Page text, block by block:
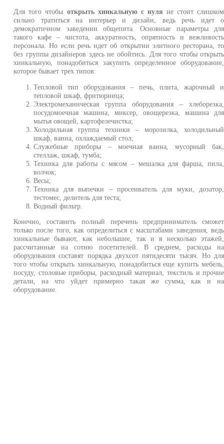
Для того чтобы открыть хинкальную с нуля не стоит слишком
сильно тратиться на интерьер и дизайн, ведь речь идет о
демократичном заведении общепита. Основные параметры для
такого кафе – чистота, аккуратность, опрятность и вежливость
персонала. Но если речь идет об открытии элитного ресторана, то
без группы дизайнеров здесь не обойтись. Для того чтобы открыть
хинкальную, понадобиться закупить определенное оборудование,
которое бывает трех типов:
Тепловой тип оборудования – печь, плита, жарочный и
тепловой шкаф, фритюрница;
Электромеханическая группа оборудования – хлеборезка,
посудомоечная машина, миксер, овощерезка, машина для
мытья овощей, картофелечистка;
Холодильная группа техники – морозилка, холодильный
шкаф, ванна, охлаждаемый стол;
Служебные приборы – моечная ванна, мусорный бак,
стеллаж, шкаф, тумба;
Техника для работы с мясом – мешалка для фарша, пила,
волчок;
Весы;
Техника для выпечки – просеиватель для муки, дозатор,
тестомес, делитель для теста;
Водный фильтр.
Конечно, составить полный перечень предприниматель сможет
только после того, как определиться с масштабами заведения, ведь
хинкальные бывают, как небольшие, так и в несколько этажей,
рассчитанные на сотню посетителей. В среднем, расходы на
оборудования составят порядка двухсот пятидесяти тысяч. Но для
того чтобы открыть хинкальную, понадобиться еще купить мебель,
посуду, столовые приборы, расходный материал, текстиль и прочие
детали, на что уйдет примерно такая же сумма, как и на
оборудование.